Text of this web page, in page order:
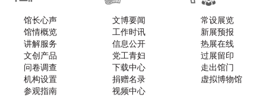
馆长心声
馆情概览
讲解服务
文创产品
问卷调查
机构设置
参观指南
文博要闻
工作时讯
信息公开
党工青妇
下载中心
捐赠名录
视频中心
常设展览
新展预报
热展在线
过展留印
走出馆门
虚拟博物馆